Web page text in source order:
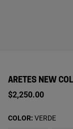
ARETES NEW
$2,250.00
COLOR: VERDE